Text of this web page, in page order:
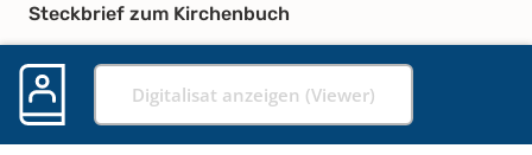
Steckbrief zum Kirchenbuch
Digitalisat anzeigen (Viewer)